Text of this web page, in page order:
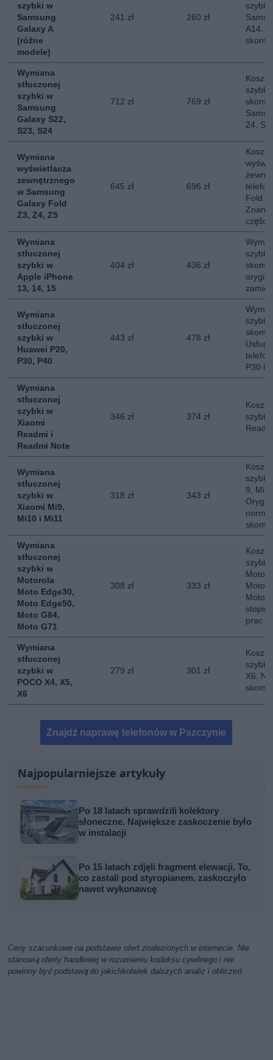
szybki w
Samsung
Galaxy A
(różne
modele)
241 zł 260 zł
szybki
A14.
Wymiana
stłuczonej
szybki w
Samsung
Galaxy S22,
S23, S24
712 zł 769 zł
Koszt
24,
Wymiana
wyświetlacza
zewnętrznego
w Samsung
Galaxy Fold
Z3, Z4, Z5
645 zł 696 zł
Koszt
Fold
Znany
części.
Wymiana
stłuczonej
szybki w
Apple iPhone
13, 14, 15
404 zł 436 zł
Wymiana
stłuczonej
szybki w
Huawei P20,
P30, P40
443 zł 478 zł
P30
Wymiana
stłuczonej
szybki w
Xiaomi
Readmi i
Readmi Note
346 zł 374 zł
Koszt
szybki
Wymiana
stłuczonej
szybki w
Xiaomi Mi9,
Mi10 i Mi11
318 zł 343 zł
Koszt
szybki
9, Mi
Wymiana
stłuczonej
szybki w
Motorola
Moto Edge30,
Moto Edge50,
Moto G84,
Moto G71
308 zł 333 zł
Koszt
szybki
Moto
Moto
prac
Wymiana
stłuczonej
szybki w
POCO X4, X5,
X6
279 zł 301 zł
Koszt
szybki
X6.
Znajdź naprawę telefonów w Pszczynie
Najpopularniejsze artykuły
Po 18 latach sprawdzili kolektory
słoneczne. Największe zaskoczenie było
w instalacji
Po 15 latach zdjęli fragment elewacji. To,
co zastali pod styropianem, zaskoczyło
nawet wykonawcę
Ceny szacunkowe na podstawie ofert znalezionych w internecie. Nie
stanowią oferty handlowej w rozumieniu kodeksu cywilnego i nie
powinny być podstawą do jakichkolwiek dalszych analiz i obliczeń